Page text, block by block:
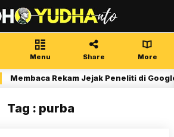
Menu Share More
Membaca Rekam Jejak Peneliti di
Tag : purba